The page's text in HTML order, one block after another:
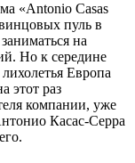
«Antonio Casas
пуль в
на
Но к середине
Европа
этот раз
компании, уже
Касас-Серра